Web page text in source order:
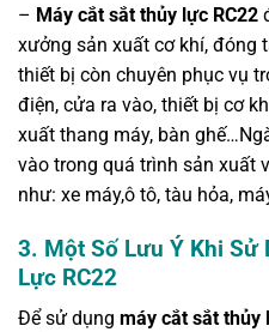
– Máy cắt sắt thủy lực RC22
xưởng sản xuất cơ khí, đóng
thiết bị còn chuyên phục vụ
điện, cửa ra vào, thiết bị cơ
xuất thang máy, bàn
vào trong quá trình sản xuất
như: xe máy,ô tô, tàu hỏa,
3. Một Số Lưu Ý Khi Sử
Lực RC22
Để sử dụng máy cắt sắt thủy